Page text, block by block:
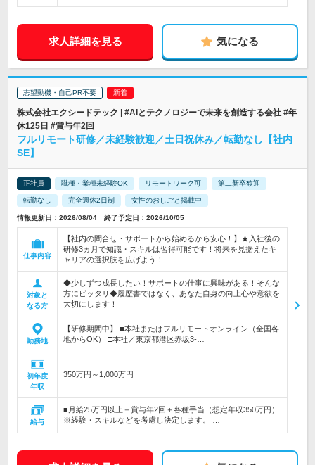
求人詳細を見る 気になる
志望動機・自己PR不要
株式会社エクシードテック | #AIとテクノロジーで未来を創造する会社 #年
休125日 #賞与年2回
フルリモート研修／未経験歓迎／土日祝休み／転勤なし【社内
SE】
正社員 職種・業種未経験OK リモートワーク可 第二新卒歓迎
転勤なし 完全週休2日制 女性のおしごと掲載中
情報更新日：2026/08/04 終了予定日：2026/10/05
仕事内容
【社内の問合せ・サポートから始めるから安心！】★入社後の
研修3ヵ月で知識・スキルは習得可能です！将来を見据えたキ
ャリアの選択肢を広げよう！
対象と
なる方
◆少しずつ成長したい！サポートの仕事に興味がある！そんな
方にピッタリ◆履歴書ではなく、あなた自身の向上心や意欲を
大切にします！
勤務地
【研修期間中】 ■本社またはフルリモートオンライン（全国各
地からOK） □本社／東京都港区赤坂3-…
初年度
年収
350万円～1,000万円
給与
■月給25万円以上＋賞与年2回＋各種手当（想定年収350万円）
※経験・スキルなどを考慮し決定します。 …